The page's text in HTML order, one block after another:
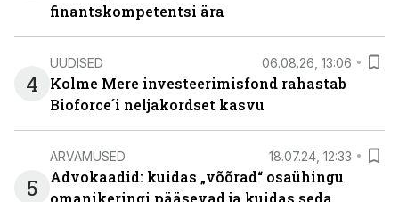
finantskompetentsi ära
4
UUDISED 06.08.26, 13:06
Kolme Mere investeerimisfond rahastab
Bioforce´i neljakordset kasvu
5
ARVAMUSED 18.07.24, 12:33
Advokaadid: kuidas „võõrad“ osaühingu
omanikeringi pääsevad ja kuidas seda